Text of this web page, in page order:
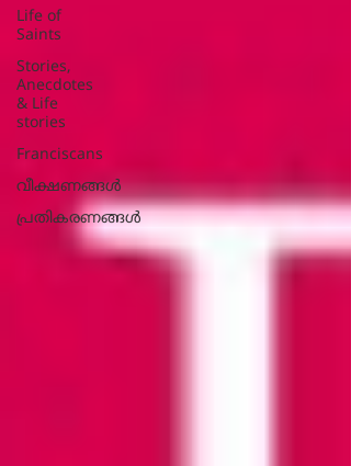
Life of
Saints
Stories,
Anecdotes
& Life
stories
Franciscans
വീക്ഷണങ്ങൾ
പ്രതികരണങ്ങള്‍